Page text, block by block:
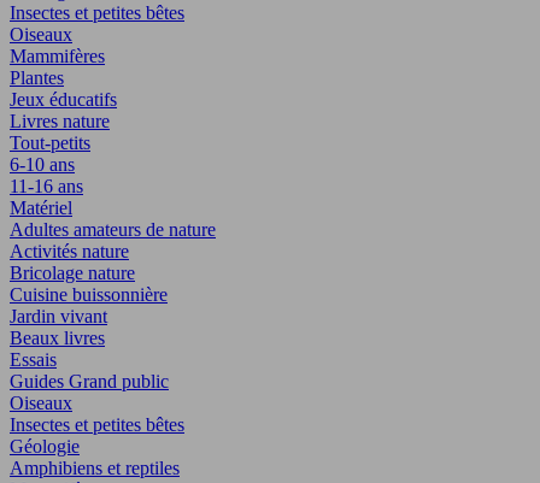
Insectes et petites bêtes
Oiseaux
Mammifères
Plantes
Jeux éducatifs
Livres nature
Tout-petits
6-10 ans
11-16 ans
Matériel
Adultes amateurs de nature
Activités nature
Bricolage nature
Cuisine buissonnière
Jardin vivant
Beaux livres
Essais
Guides Grand public
Oiseaux
Insectes et petites bêtes
Géologie
Amphibiens et reptiles